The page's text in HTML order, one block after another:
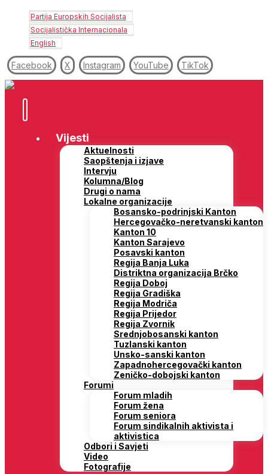
Partija Europskih Socijalista
Socijalistička Internacionala
English
Facebook X Instagram YouTube TikTok
Vijesti
Aktuelnosti
Saopštenja i izjave
Intervju
Kolumna/Blog
Drugi o nama
Lokalne organizacije
Bosansko-podrinjski Kanton
Hercegovačko-neretvanski kanton
Kanton 10
Kanton Sarajevo
Posavski kanton
Regija Banja Luka
Distriktna organizacija Brčko
Regija Doboj
Regija Gradiška
Regija Modriča
Regija Prijedor
Regija Zvornik
Srednjobosanski kanton
Tuzlanski kanton
Unsko-sanski kanton
Zapadnohercegovački kanton
Zeničko-dobojski kanton
Forumi
Forum mladih
Forum žena
Forum seniora
Forum sindikalnih aktivista i
aktivistica
Odbori i Savjeti
Video
Fotografije